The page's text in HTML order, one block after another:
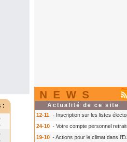
NEWS
Actualité de ce site
12-11 - Inscription sur les listes
24-10 - Votre compte personnel
19-10 - Actions pour le climat dans
: